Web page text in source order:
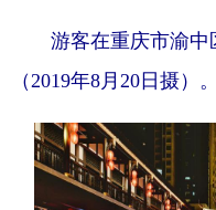
游客在重庆市渝
（2019年8月20日摄